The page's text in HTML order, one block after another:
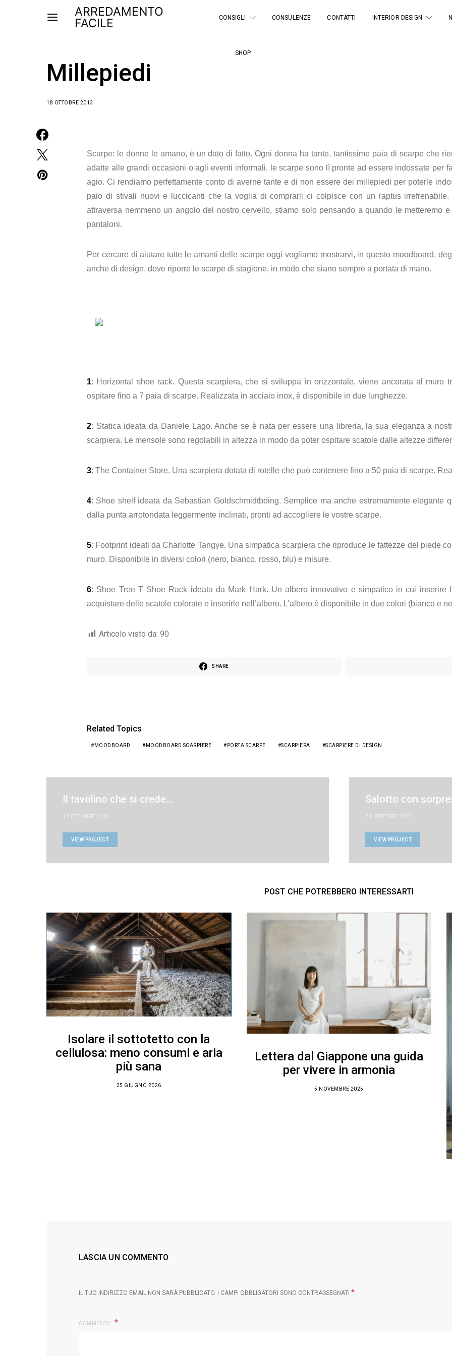
ARREDAMENTO
FACILE
CONSIGLI CONSULENZE CONTATTI INTERIOR DESIGN
SHOP
Millepiedi
18 OTTOBRE 2013
Scarpe: le donne le amano, è un dato di fatto. Ogni donna ha tante, tantissime paia di scarpe che
adatte alle grandi occasioni o agli eventi informali, le scarpe sono lì pronte ad essere indossate per
agio. Ci rendiamo perfettamente conto di averne tante e di non essere dei millepiedi per poterle
paio di stivali nuovi e luccicanti che la voglia di comprarli ci colpisce con un raptus
attraversa nemmeno un angolo del nostro cervello, stiamo solo pensando a quando le metteremo
pantaloni.
Per cercare di aiutare tutte le amanti delle scarpe oggi vogliamo mostrarvi, in questo moodboard,
anche di design, dove riporre le scarpe di stagione, in modo che siano sempre a portata di mano.
1: Horizontal shoe rack. Questa scarpiera, che si sviluppa in orizzontale, viene ancorata al muro
ospitare fino a 7 paia di scarpe. Realizzata in acciaio inox, è disponibile in due lunghezze.
2: Statica ideata da Daniele Lago. Anche se è nata per essere una libreria, la sua eleganza a
scarpiera. Le mensole sono regolabili in altezza in modo da poter ospitare scatole dalle altezze
3: The Container Store. Una scarpiera dotata di rotelle che può contenere fino a 50 paia di scarpe.
4: Shoe shelf ideata da Sebastian Goldschmidtböing. Semplice ma anche estremamente elegante
dalla punta arrotondata leggermente inclinati, pronti ad accogliere le vostre scarpe.
5: Footprint ideati da Charlotte Tangye. Una simpatica scarpiera che riproduce le fattezze del piede
muro. Disponibile in diversi colori (nero, bianco, rosso, blu) e misure.
6: Shoe Tree T Shoe Rack ideata da Mark Hark. Un albero innovativo e simpatico in cui inserire
acquistare delle scatole colorate e inserirle nell’albero. L’albero è disponibile in due colori (bianco e
Articolo visto da: 90
SHARE
Related Topics
MOODBOARD MOODBOARD SCARPIERE PORTA SCARPE SCARPIERA SCARPIERE DI DESIGN
Il tavolino che si crede…
17 OTTOBRE 2013
VIEW PROJECT
Salotto con
21 OTTOBRE 2013
VIEW PROJECT
POST CHE POTREBBERO INTERESSARTI
Isolare il sottotetto con la
cellulosa: meno consumi e aria
più sana
25 GIUGNO 2026
Lettera dal Giappone una guida
per vivere in armonia
5 NOVEMBRE 2025
LASCIA UN COMMENTO
IL TUO INDIRIZZO EMAIL NON SARÀ PUBBLICATO. I CAMPI OBBLIGATORI SONO CONTRASSEGNATI *
COMMENTO